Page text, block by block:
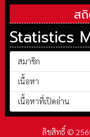
ส
Statistics
สมาชิก
เนื้อหา
เนื้อหาที่เปิดอ่าน
ลิขสิทธิ์ ©